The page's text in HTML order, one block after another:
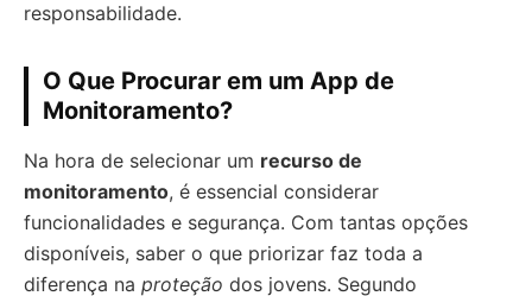
responsabilidade.
O Que Procurar em um App de
Monitoramento?
Na hora de selecionar um recurso de
monitoramento, é essencial considerar
funcionalidades e segurança. Com tantas opções
disponíveis, saber o que priorizar faz toda a
diferença na proteção dos jovens. Segundo